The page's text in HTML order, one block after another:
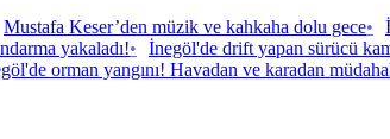
Mustafa Keser’den müzik ve kahkaha dolu gece•
yakaladı!• İnegöl'de drift yapan sürücü
orman yangını! Havadan ve karadan